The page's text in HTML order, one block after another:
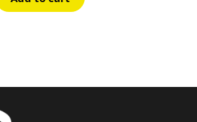
₹80.00. ₹72.00.